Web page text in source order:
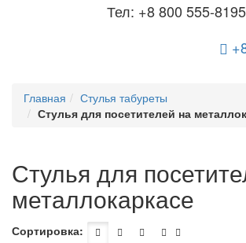
Тел: +8 800 555-8195
Toggle
Главная
Стулья табуреты
Стулья для посетителей на
Стулья для
металлокаркасе
Сортировка: